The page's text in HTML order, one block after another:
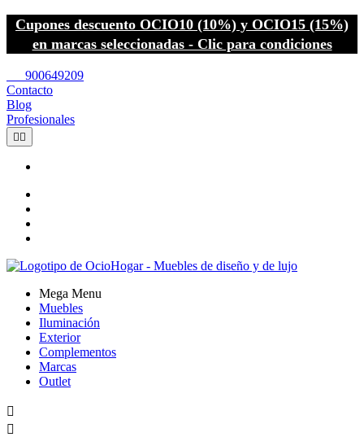
Cupones descuento OCIO10 (10%) y OCIO15 (15%)
en marcas seleccionadas - Clic para condiciones
900649209
Contacto
Blog
Profesionales
 
Mega Menu
Muebles
Iluminación
Exterior
Complementos
Marcas
Outlet

